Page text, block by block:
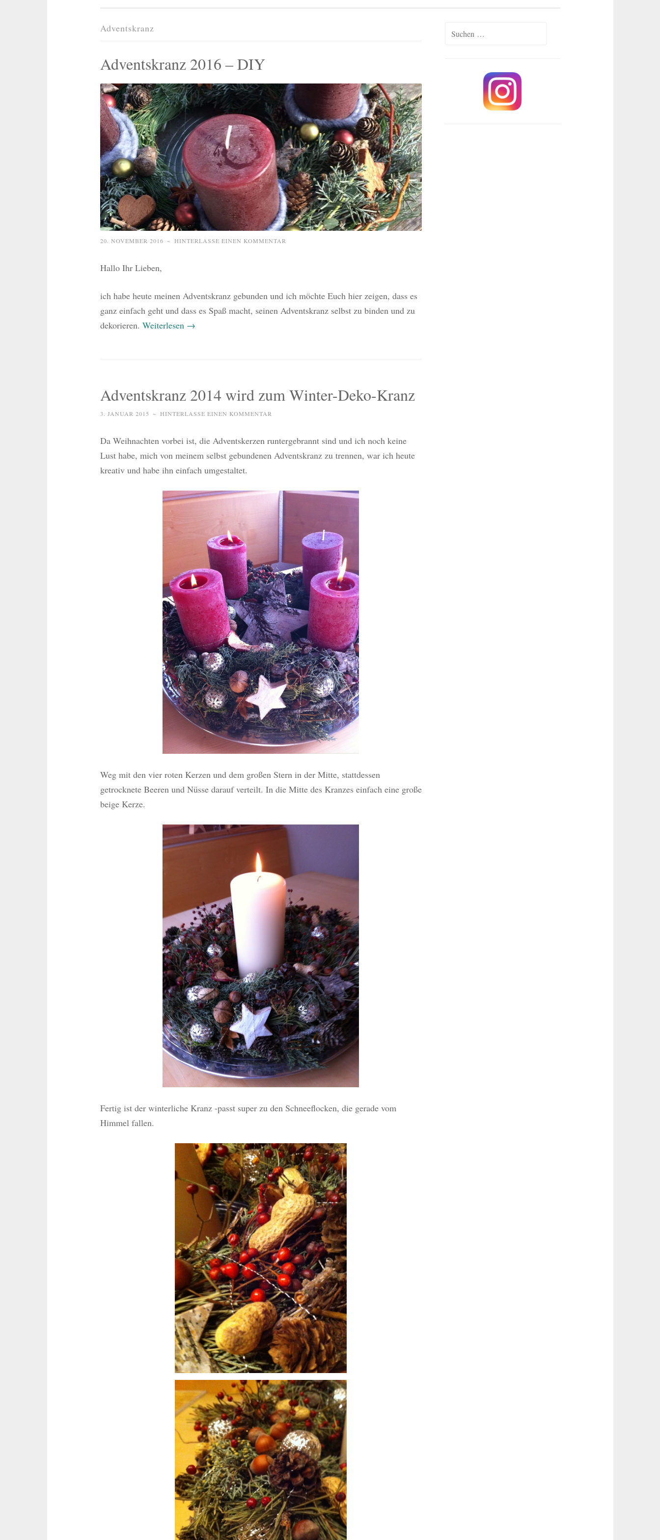
Adventskranz
Adventskranz 2016 – DIY
20. NOVEMBER 2016 ~ HINTERLASSE EINEN KOMMENTAR
Hallo Ihr Lieben,
ich habe heute meinen Adventskranz gebunden und ich möchte Euch hier zeigen, dass es
ganz einfach geht und dass es Spaß macht, seinen Adventskranz selbst zu binden und zu
dekorieren. Weiterlesen →
Adventskranz 2014 wird zum Winter-Deko-Kranz
3. JANUAR 2015 ~ HINTERLASSE EINEN KOMMENTAR
Da Weihnachten vorbei ist, die Adventskerzen runtergebrannt sind und ich noch keine
Lust habe, mich von meinem selbst gebundenen Adventskranz zu trennen, war ich heute
kreativ und habe ihn einfach umgestaltet.
Weg mit den vier roten Kerzen und dem großen Stern in der Mitte, stattdessen
getrocknete Beeren und Nüsse darauf verteilt. In die Mitte des Kranzes einfach eine große
beige Kerze.
Fertig ist der winterliche Kranz -passt super zu den Schneeflocken, die gerade vom
Himmel fallen.
Suchen